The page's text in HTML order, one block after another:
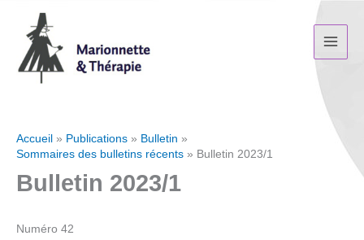
contenu
Accueil Publications
Bulletin
Sommaires des bulletins récents
Bulletin 2023/1
Bulletin 2023/1
Numéro 42